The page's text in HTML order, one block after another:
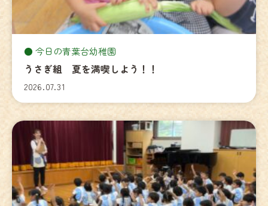
今日の青葉台幼稚園
うさぎ組 夏を満喫しよう！！
2026.07.31